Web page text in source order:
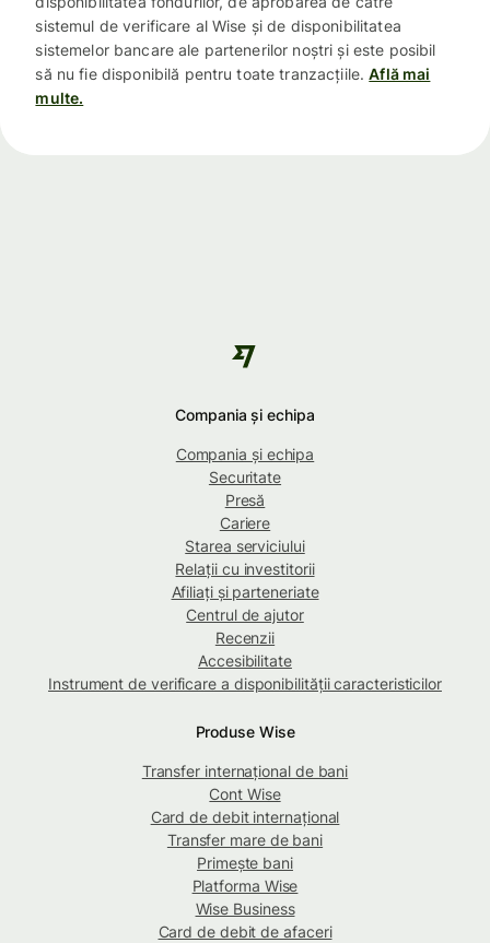
sistemul de verificare al Wise și de disponibilitatea
sistemelor bancare ale partenerilor noștri și este posibil
să nu fie disponibilă pentru toate tranzacțiile. Află mai
multe.
Compania și echipa
Compania și echipa
Securitate
Presă
Cariere
Starea serviciului
Relații cu investitorii
Afiliați și parteneriate
Centrul de ajutor
Recenzii
Accesibilitate
Instrument de verificare a disponibilității caracteristicilor
Produse Wise
Transfer internațional de bani
Cont Wise
Card de debit internațional
Transfer mare de bani
Primește bani
Platforma Wise
Wise Business
Card de debit de afaceri